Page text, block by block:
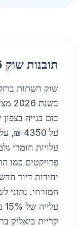
תובנות שוק 2026
שוק רשתות ברזל
בום בנייה
עלויות חומרי
יחידות דיור
המזרחי. נתוני
קריית ביאליק